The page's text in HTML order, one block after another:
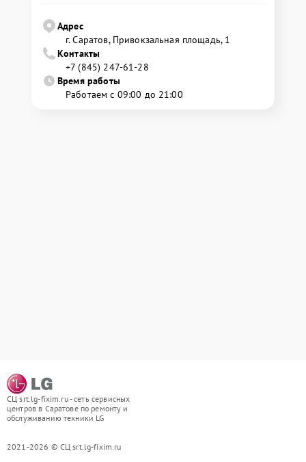
Адрес
г. Саратов, Привокзальная площадь, 1
Контакты
+7 (845) 247-61-28
Время работы
Работаем с 09:00 до 21:00
СЦ srt.lg-fixim.ru - сеть сервисных
центров в Саратове по ремонту и
обслуживанию техники LG
2021-2026 © СЦ srt.lg-fixim.ru